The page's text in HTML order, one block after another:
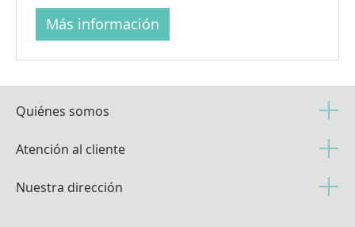
Más información
Quiénes somos
Atención al cliente
Nuestra dirección